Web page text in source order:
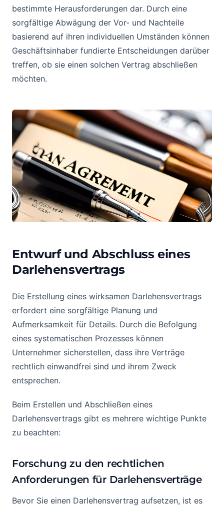
bestimmte Herausforderungen dar. Durch eine
sorgfältige Abwägung der Vor- und Nachteile
basierend auf ihren individuellen Umständen können
Geschäftsinhaber fundierte Entscheidungen darüber
treffen, ob sie einen solchen Vertrag abschließen
möchten.
Entwurf und Abschluss eines
Darlehensvertrags
Die Erstellung eines wirksamen Darlehensvertrags
erfordert eine sorgfältige Planung und
Aufmerksamkeit für Details. Durch die Befolgung
eines systematischen Prozesses können
Unternehmer sicherstellen, dass ihre Verträge
rechtlich einwandfrei sind und ihrem Zweck
entsprechen.
Beim Erstellen und Abschließen eines
Darlehensvertrags gibt es mehrere wichtige Punkte
zu beachten:
Forschung zu den rechtlichen
Anforderungen für Darlehensverträge
Bevor Sie einen Darlehensvertrag aufsetzen, ist es